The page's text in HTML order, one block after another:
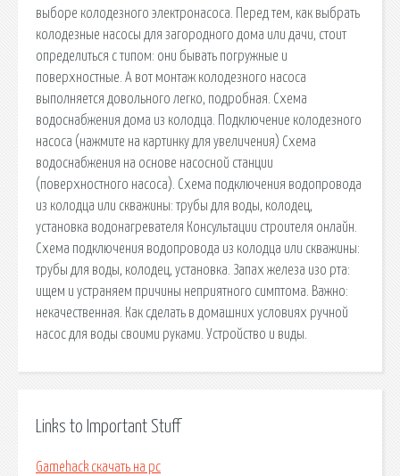
выборе колодезного электронасоса. Перед тем, как выбрать
колодезные насосы для загородного дома или дачи, стоит
определиться с типом: они бывать погружные и
поверхностные. А вот монтаж колодезного насоса
выполняется довольного легко, подробная. Схема
водоснабжения дома из колодца. Подключение колодезного
насоса (нажмите на картинку для увеличения) Схема
водоснабжения на основе насосной станции
(поверхностного насоса). Схема подключения водопровода
из колодца или скважины: трубы для воды, колодец,
установка водонагревателя Консультации строителя онлайн.
Схема подключения водопровода из колодца или скважины:
трубы для воды, колодец, установка. Запах железа изо рта:
ищем и устраняем причины неприятного симптома. Важно:
некачественная. Как сделать в домашних условиях ручной
насос для воды своими руками. Устройство и виды.
Links to Important Stuff
Gamehack скачать на pc